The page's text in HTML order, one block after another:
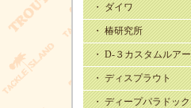
・ ダイワ
・ 椿研究所
・ D-３カスタムルア
・ ディスプラウト
・ ディープパラドッ